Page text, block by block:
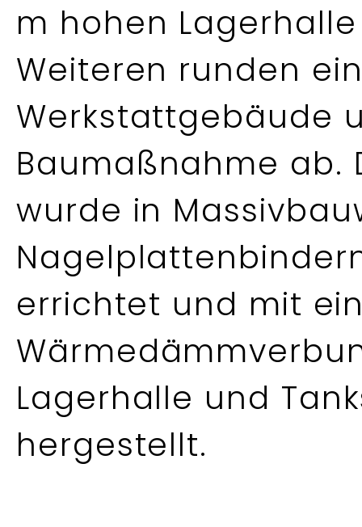
m hohen
Weiteren runden
Werkstattgebäude
Baumaßnahme ab.
wurde in
errichtet und mit
Lagerhalle und
hergestellt.